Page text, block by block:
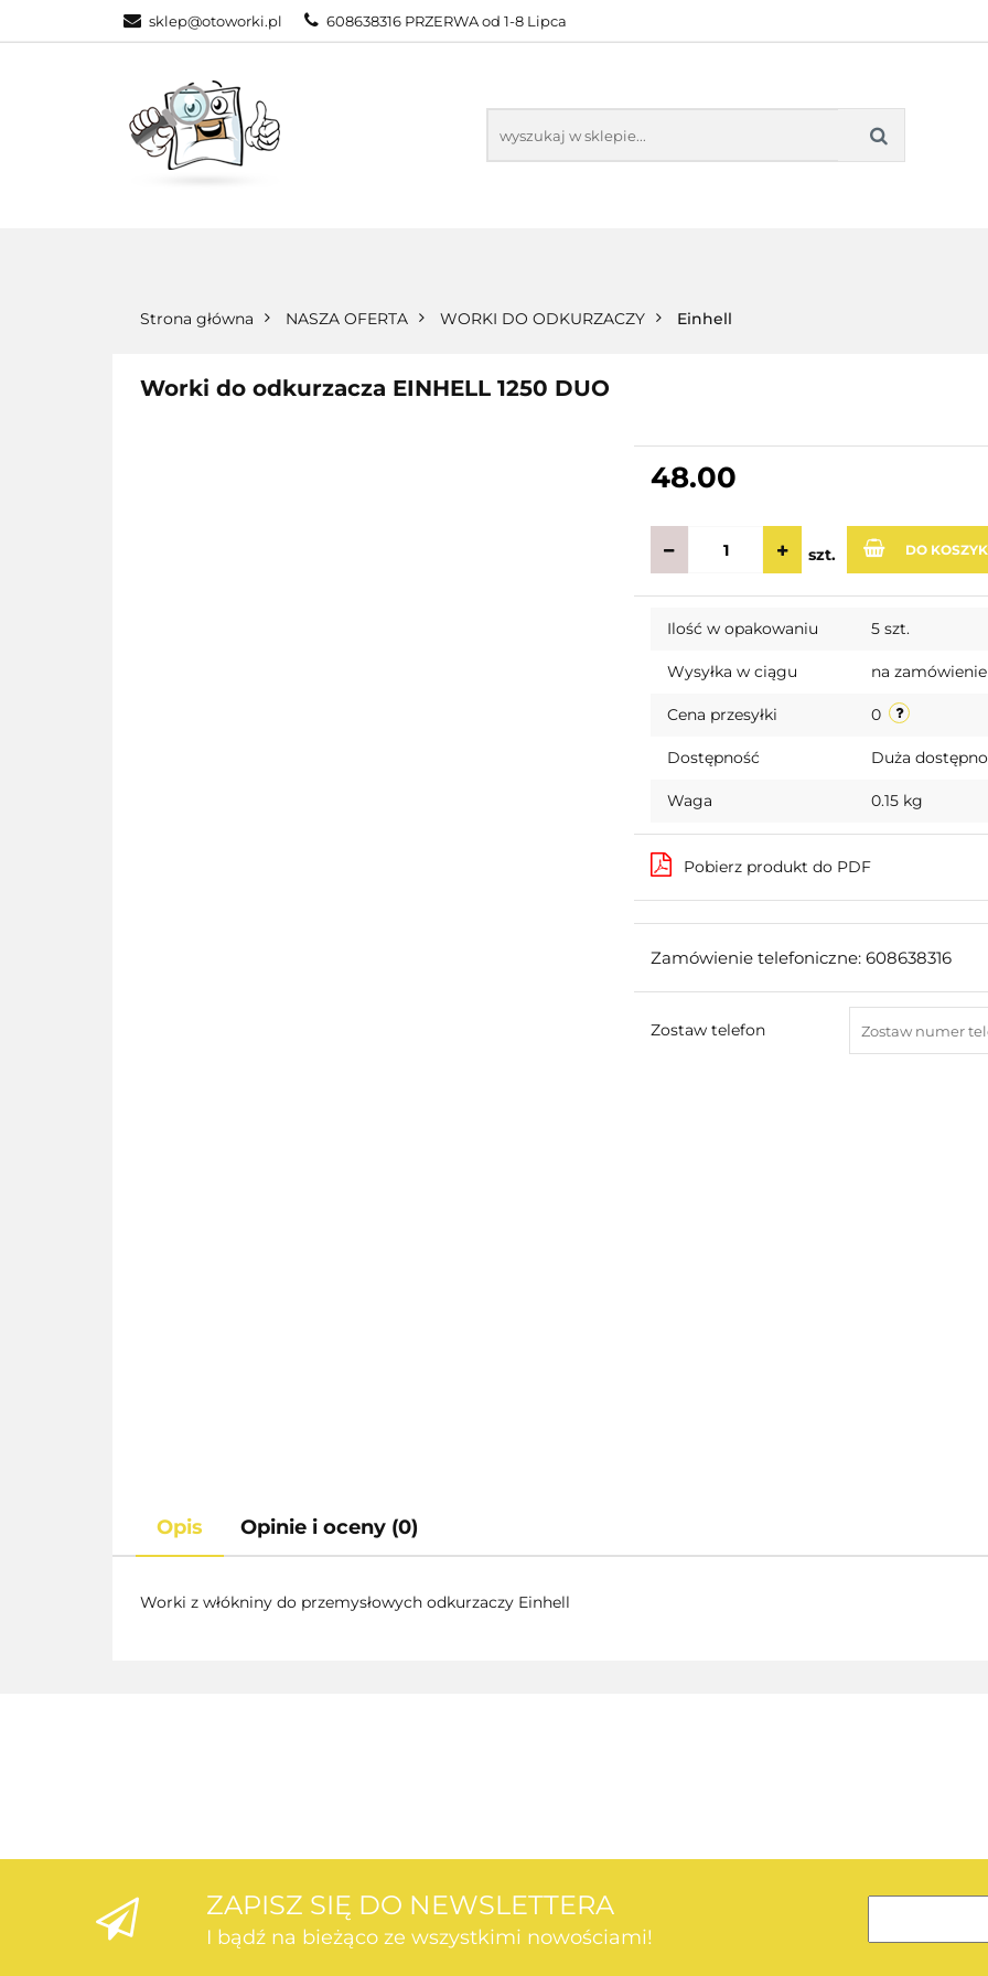
sklep@otoworki.pl 608638316 PRZERWA od 1-8 Lipca
NASZA OFERTA KONTAKT BESTSELLERY BLOG
Strona główna NASZA OFERTA WORKI DO ODKURZACZY Einhell
Worki do odkurzacza EINHELL 1250 DUO
48.00
szt. DO
Ilość w opakowaniu 5 szt.
Wysyłka w ciągu na zamówienie
Cena przesyłki 0
Dostępność Duża
Waga 0.15 kg
Pobierz produkt do PDF
Zamówienie telefoniczne: 608638316
Zostaw telefon
Opis Opinie i oceny (0)
Worki z włókniny do przemysłowych odkurzaczy Einhell
ZAPISZ SIĘ DO NEWSLETTERA
I bądź na bieżąco ze wszystkimi nowościami!